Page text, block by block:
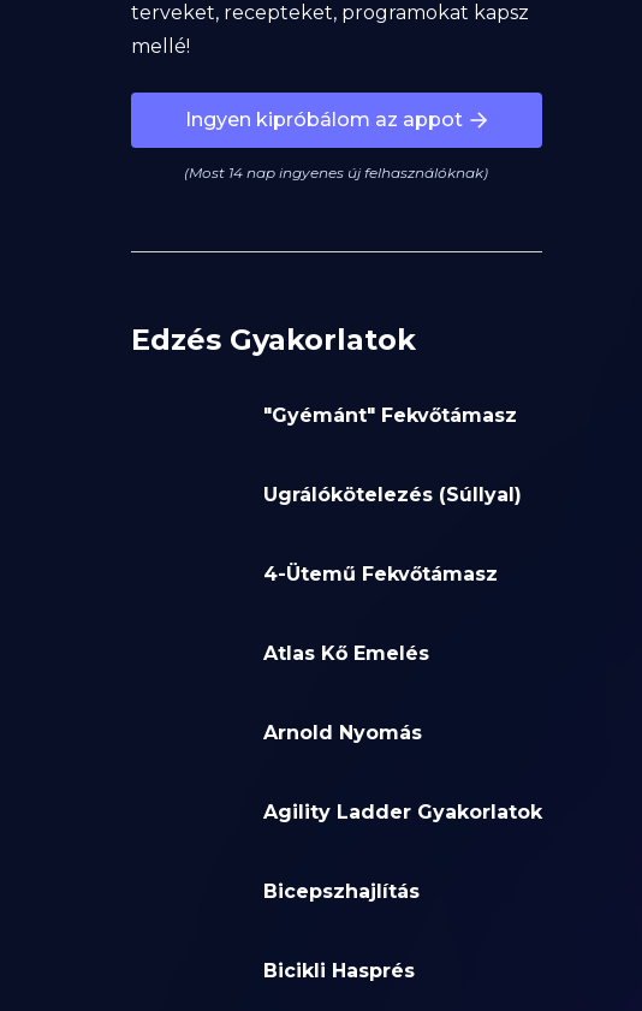
terveket, recepteket, programokat kapsz
mellé!
Ingyen kipróbálom az appot
(Most 14 nap ingyenes új felhasználóknak)
Edzés Gyakorlatok
"Gyémánt" Fekvőtámasz
Ugrálókötelezés (Súllyal)
4-Ütemű Fekvőtámasz
Atlas Kő Emelés
Arnold Nyomás
Agility Ladder Gyakorlatok
Bicepszhajlítás
Bicikli Hasprés